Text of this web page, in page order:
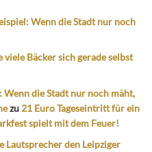
Wenn die Stadt nur noch
viele Bäcker sich gerade selbst
die Stadt nur noch mäht,
zu 21 Euro Tageseintritt für ein
spielt mit dem Feuer!
Lautsprecher den Leipziger